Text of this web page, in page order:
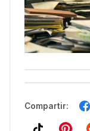
Compartir: